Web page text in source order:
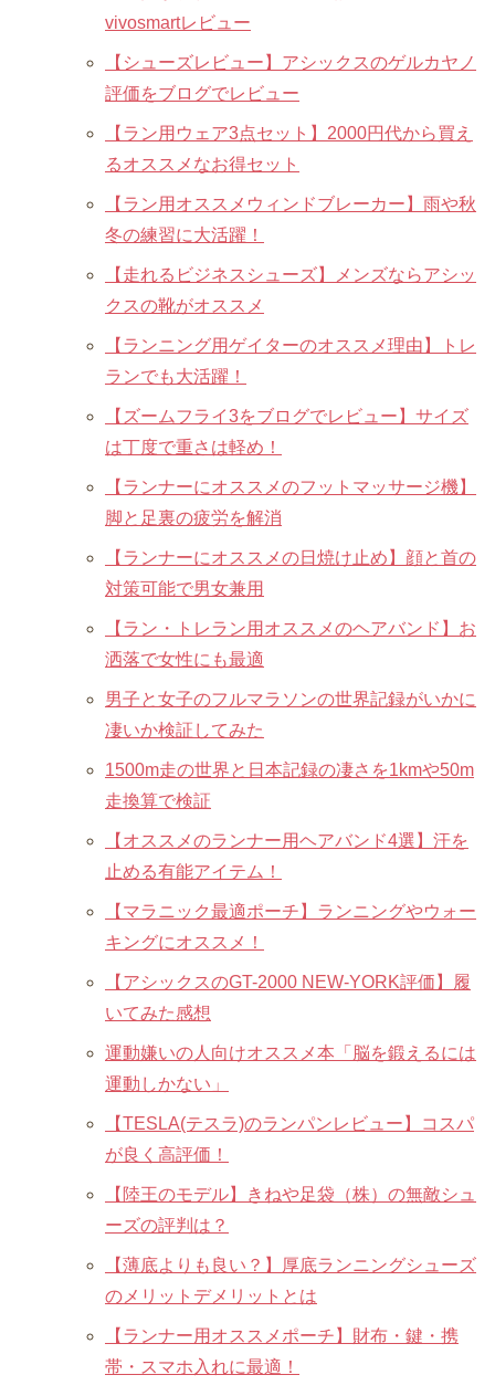
vivosmartレビュー
【シューズレビュー】アシックスのゲルカヤノ
評価をブログでレビュー
【ラン用ウェア3点セット】2000円代から買え
るオススメなお得セット
【ラン用オススメウィンドブレーカー】雨や秋
冬の練習に大活躍！
【走れるビジネスシューズ】メンズならアシッ
クスの靴がオススメ
【ランニング用ゲイターのオススメ理由】トレ
ランでも大活躍！
【ズームフライ3をブログでレビュー】サイズ
は丁度で重さは軽め！
【ランナーにオススメのフットマッサージ機】
脚と足裏の疲労を解消
【ランナーにオススメの日焼け止め】顔と首の
対策可能で男女兼用
【ラン・トレラン用オススメのヘアバンド】お
洒落で女性にも最適
男子と女子のフルマラソンの世界記録がいかに
凄いか検証してみた
1500m走の世界と日本記録の凄さを1kmや50m
走換算で検証
【オススメのランナー用ヘアバンド4選】汗を
止める有能アイテム！
【マラニック最適ポーチ】ランニングやウォー
キングにオススメ！
【アシックスのGT-2000 NEW-YORK評価】履
いてみた感想
運動嫌いの人向けオススメ本「脳を鍛えるには
運動しかない」
【TESLA(テスラ)のランパンレビュー】コスパ
が良く高評価！
【陸王のモデル】きねや足袋（株）の無敵シュ
ーズの評判は？
【薄底よりも良い？】厚底ランニングシューズ
のメリットデメリットとは
【ランナー用オススメポーチ】財布・鍵・携
帯・スマホ入れに最適！